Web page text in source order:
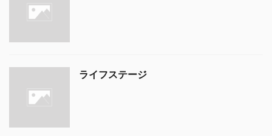
ライフステージ